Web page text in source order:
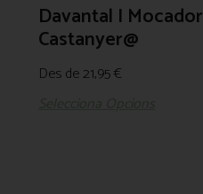
Davantal I Mocador
Castanyer@
Des de21,95€